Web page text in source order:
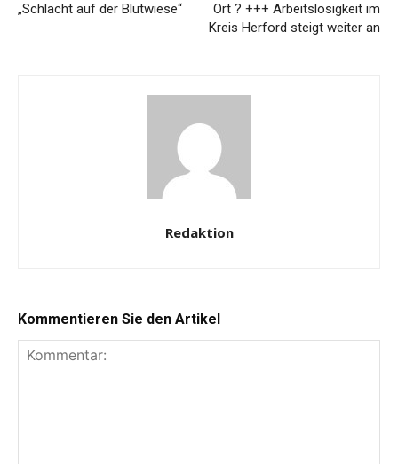
„Schlacht auf der Blutwiese“
Ort ? +++ Arbeitslosigkeit im
Kreis Herford steigt weiter an
Redaktion
Kommentieren Sie den Artikel